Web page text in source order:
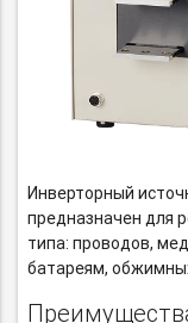
Инверторный
предназначен для
типа: проводов,
батареям,